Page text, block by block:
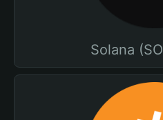
Solana